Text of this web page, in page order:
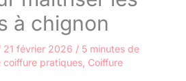
à chignon
21 février 2026 / 5 minutes de
coiffure pratiques Coiffure